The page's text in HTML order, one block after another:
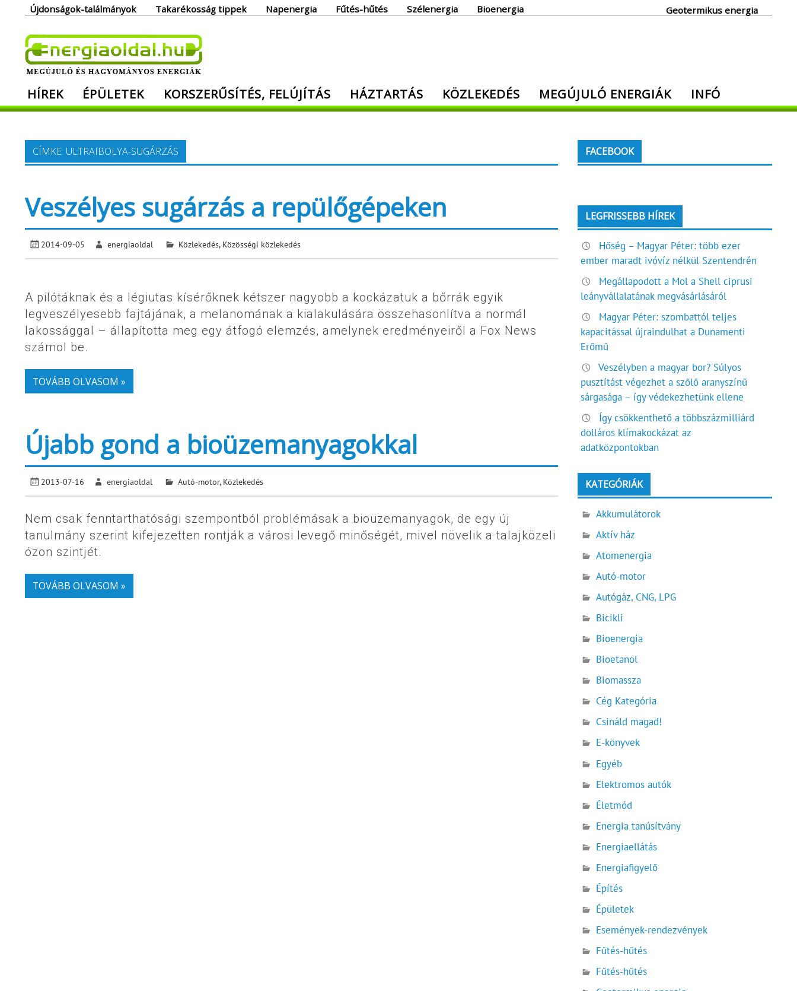
Újdonságok-találmányok Takarékosság tippek Napenergia Fűtés-hűtés Szélenergia Bioenergia Geotermikus energia
Megújuló és hagyományos energiák. Minden, ami energia!
HÍREK ÉPÜLETEK KORSZERŰSÍTÉS, FELÚJÍTÁS HÁZTARTÁS KÖZLEKEDÉS MEGÚJULÓ ENERGIÁK INFÓ
CÍMKE: ULTRAIBOLYA-SUGÁRZÁS
Veszélyes sugárzás a repülőgépeken
2014-09-05 energiaoldal Közlekedés, Közösségi közlekedés
A pilótáknak és a légiutas kísérőknek kétszer nagyobb a kockázatuk a bőrrák egyik
legveszélyesebb fajtájának, a melanomának a kialakulására összehasonlítva a normál
lakossággal – állapította meg egy átfogó elemzés, amelynek eredményeiről a Fox News
számol be.
TOVÁBB OLVASOM »
Újabb gond a bioüzemanyagokkal
2013-07-16 energiaoldal Autó-motor, Közlekedés
Nem csak fenntarthatósági szempontból problémásak a bioüzemanyagok, de egy új
tanulmány szerint kifejezetten rontják a városi levegő minőségét, mivel növelik a talajközeli
ózon szintjét.
TOVÁBB OLVASOM »
FACEBOOK
LEGFRISSEBB HÍREK
Hőség – Magyar Péter: több ezer
ember maradt ivóvíz nélkül Szentendrén
Megállapodott a Mol a Shell ciprusi
leányvállalatának megvásárlásáról
Magyar Péter: szombattól teljes
kapacitással újraindulhat a Dunamenti
Erőmű
Veszélyben a magyar bor? Súlyos
pusztítást végezhet a szőlő aranyszínű
sárgasága – így védekezhetünk ellene
Így csökkenthető a többszázmilliárd
dolláros klímakockázat az
adatközpontokban
KATEGÓRIÁK
Akkumulátorok
Aktív ház
Atomenergia
Autó-motor
Autógáz, CNG, LPG
Bicikli
Bioenergia
Bioetanol
Biomassza
Cég Kategória
Csináld magad!
E-könyvek
Egyéb
Elektromos autók
Életmód
Energia tanúsítvány
Energiaellátás
Energiafigyelő
Építés
Épületek
Események-rendezvények
Fűtés-hűtés
Fűtés-hűtés